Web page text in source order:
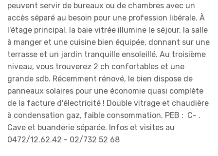
peuvent servir de bureaux ou de chambres avec un
accès séparé au besoin pour une profession libérale. À
l'étage principal, la baie vitrée illumine le séjour, la salle
à manger et une cuisine bien équipée, donnant sur une
terrasse et un jardin tranquille ensoleillé. Au troisième
niveau, vous trouverez 2 ch confortables et une
grande sdb. Récemment rénové, le bien dispose de
panneaux solaires pour une économie quasi complète
de la facture d'électricité ! Double vitrage et chaudière
à condensation gaz, faible consommation. PEB : C- .
Cave et buanderie séparée. Infos et visites au
0472/12.62.42 - 02/732 52 68